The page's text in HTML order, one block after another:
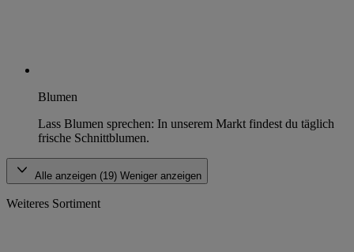
Blumen
Lass Blumen sprechen: In unserem Markt findest du täglich
frische Schnittblumen.
Alle anzeigen (19) Weniger anzeigen
Weiteres Sortiment